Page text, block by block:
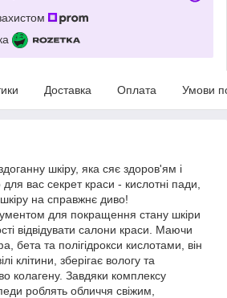
Доставка Оплата Умови
шкіру, яка сяє здоров'ям і
вас секрет краси - кислотні пади,
на справжнє диво!
для покращення стану шкіри
відвідувати салони краси. Маючи
бета та полігідрокси кислотами, він
клітини, зберігає вологу та
колагену. Завдяки комплексу
роблять обличчя свіжим,